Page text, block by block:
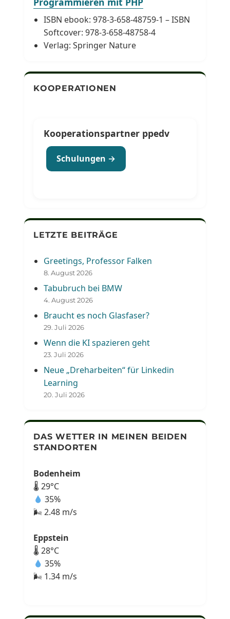
ISBN ebook: 978-3-658-48759-1 – ISBN
Softcover: 978-3-658-48758-4
Verlag: Springer Nature
KOOPERATIONEN
Kooperationspartner ppedv
Schulungen →
LETZTE BEITRÄGE
Greetings, Professor Falken
8. August 2026
Tabubruch bei BMW
4. August 2026
Braucht es noch Glasfaser?
29. Juli 2026
Wenn die KI spazieren geht
23. Juli 2026
Neue „Dreharbeiten“ für Linkedin
Learning
20. Juli 2026
DAS WETTER IN MEINEN BEIDEN
STANDORTEN
Bodenheim
🌡 29°C
35%
🌬 2.48 m/s
Eppstein
🌡 28°C
35%
🌬 1.34 m/s